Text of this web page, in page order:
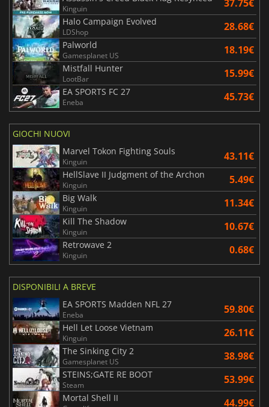
Kinguin 37.75€
Halo Campaign Evolved
LDShop 28.68€
Palworld
Gamesplanet US 18.19€
Mistfall Hunter
LootBar 15.99€
EA SPORTS FC 27
Eneba 45.73€
GIOCHI NUOVI
Marvel Tokon Fighting Souls
Kinguin 43.11€
HellSlave II Judgment of the Archon
Kinguin 5.49€
Big Walk
Kinguin 11.34€
Kill The Shadow
Kinguin 10.67€
Retrowave 2
Kinguin 0.68€
DISPONIBILI A BREVE
EA SPORTS Madden NFL 27
Eneba 59.80€
Hell Let Loose Vietnam
Kinguin 26.11€
The Sinking City 2
Gamesplanet US 38.98€
STEINS;GATE RE BOOT
Steam 53.99€
Mortal Shell II 44.99€